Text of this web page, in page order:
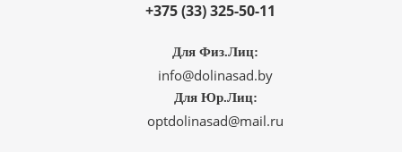
+375 (33) 325-50-11
Для Физ.Лиц:
info@dolinasad.by
Для Юр.Лиц:
optdolinasad@mail.ru